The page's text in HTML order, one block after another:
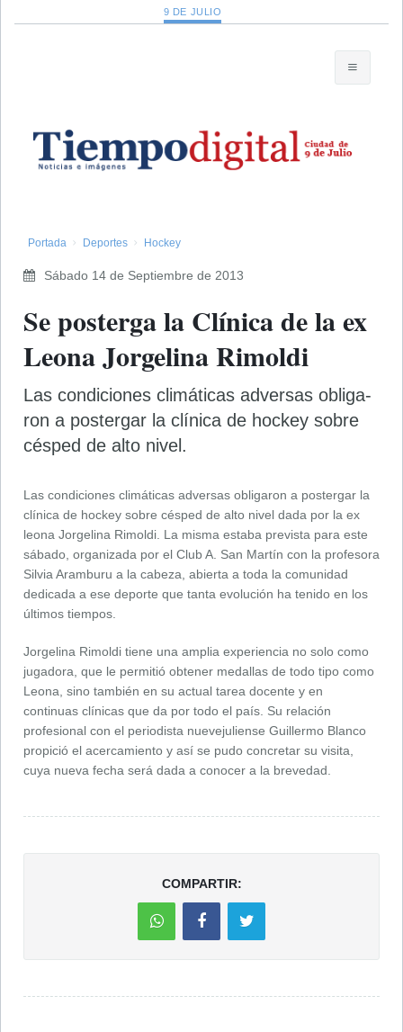
9 DE JULIO
Portada Deportes Hockey
Sábado 14 de Septiembre de 2013
Se posterga la Clínica de la ex
Leona Jorgelina Rimoldi
Las condiciones climáticas adversas obliga­
ron a postergar la clínica de hockey sobre
césped de alto nivel.
Las condiciones climáticas adversas obliga­ron a postergar la
clínica de hockey sobre césped de alto nivel dada por la ex
leona Jorgelina Rimoldi. La misma estaba prevista para este
sábado, organizada por el Club A. San Martín con la profesora
Silvia Aramburu a la cabeza, abierta a toda la comunidad
dedicada a ese deporte que tanta evolución ha tenido en los
últimos tiempos.
Jorgelina Rimoldi tiene una amplia experien­cia no solo como
jugadora, que le permitió obtener medallas de todo tipo como
Leona, sino también en su actual tarea docente y en
continuas clínicas que da por todo el país. Su relación
profesional con el periodista nuevejuliense Guillermo Blanco
propició el acercamiento y así se pudo concretar su visita,
cuya nueva fecha será dada a conocer a la brevedad.
COMPARTIR: